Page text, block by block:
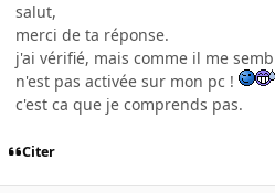
salut,
merci de ta réponse.
j'ai vérifié, mais comme il me
n'est pas activée sur mon pc !
c'est ca que je comprends pas.
Citer